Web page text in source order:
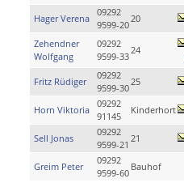
Hager Verena
09292
9599-20
20
Zehendner
Wolfgang
09292
9599-33
24
Fritz Rüdiger
09292
9599-30
25
Horn Viktoria
09292
91145
Kinderhort
Sell Jonas
09292
9599-21
21
Greim Peter
09292
9599-60
Bauhof